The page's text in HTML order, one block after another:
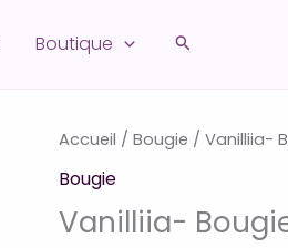
Boutique Rechercher
Accueil /Bougie / Vanilliia-
Bougie
Vanilliia-